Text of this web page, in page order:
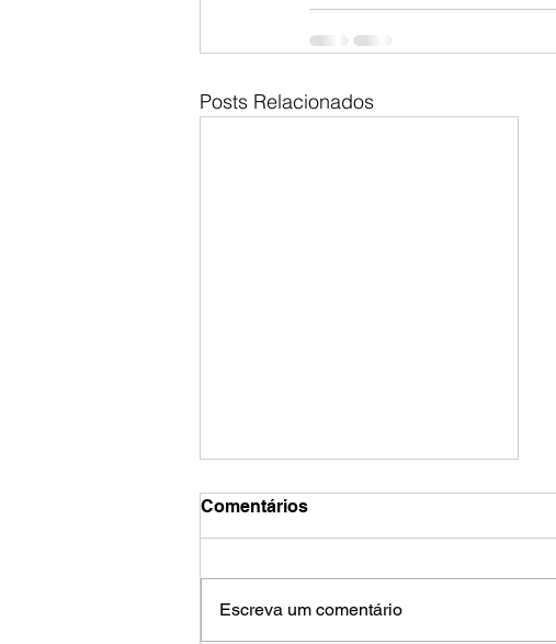
Posts Relacionados
Comentários
Escreva um comentário